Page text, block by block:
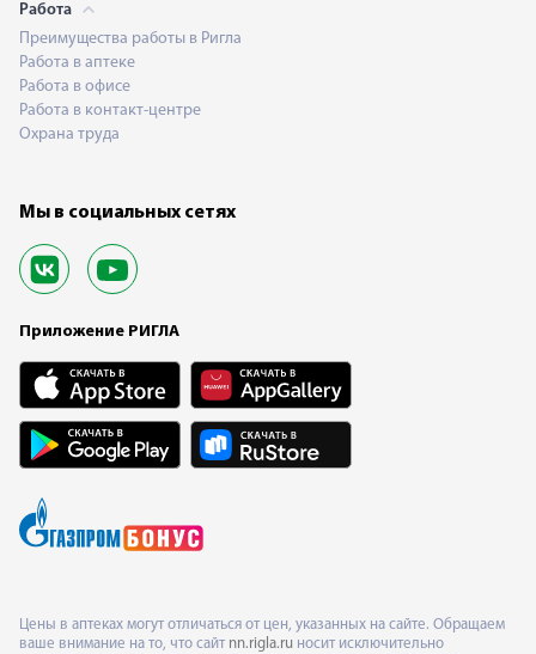
Работа
Преимущества работы в Ригла
Работа в аптеке
Работа в офисе
Работа в контакт-центре
Охрана труда
Мы в социальных сетях
Приложение РИГЛА
Цены в аптеках могут отличаться от цен, указанных на сайте. Обращаем
ваше внимание на то, что сайт nn.rigla.ru носит исключительно